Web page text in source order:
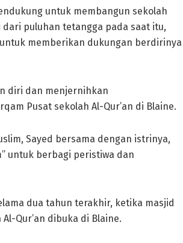
untuk membangun sekolah
dari puluhan tetangga pada saat itu,
memberikan dukungan berdirinya
diri dan menjernihkan
Pusat sekolah Al-Qur’an di Blaine.
Sayed bersama dengan istrinya,
untuk berbagi peristiwa dan
dua tahun terakhir, ketika masjid
Qur’an dibuka di Blaine.